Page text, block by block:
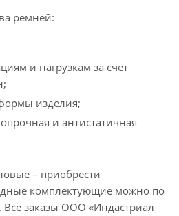
ремней:
и нагрузкам за счет
изделия;
и антистатичная
– приобрести
комплектующие можно по
Все заказы ООО «Индастриал